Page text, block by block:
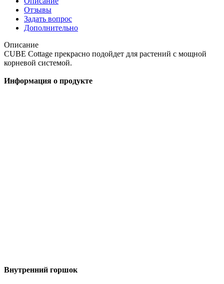
Отзывы
Задать вопрос
Дополнительно
Описание
CUBE Cottage прекрасно подойдет для растений с мощной
корневой системой.
Информация о продукте
Bнутренний горшок